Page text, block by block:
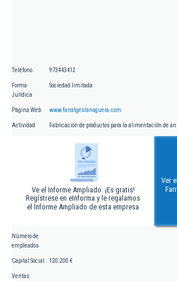
Teléfono 973443412
Forma
Jurídica
Sociedad limitada
Página Web www.farratgeslanoguera.com
Actividad Fabricación de productos para la alimentación de
Ve el Informe Ampliado. ¡Es gratis!
Regístrese en eInforma y le regalamos
el Informe Ampliado de esta empresa
Ver
Número de
empleados
Capital Social 120.200 €
Ventas